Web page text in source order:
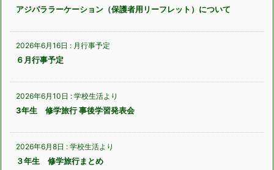
アジパララーケーション（保護者用リーフレット）について
2026年6月16日 : 月行事予定
６月行事予定
2026年6月10日 : 学校生活より
3年生 修学旅行 事後学習発表会
2026年6月8日 : 学校生活より
３年生 修学旅行まとめ